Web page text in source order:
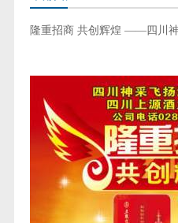
隆重招商 共创辉煌 ——四川